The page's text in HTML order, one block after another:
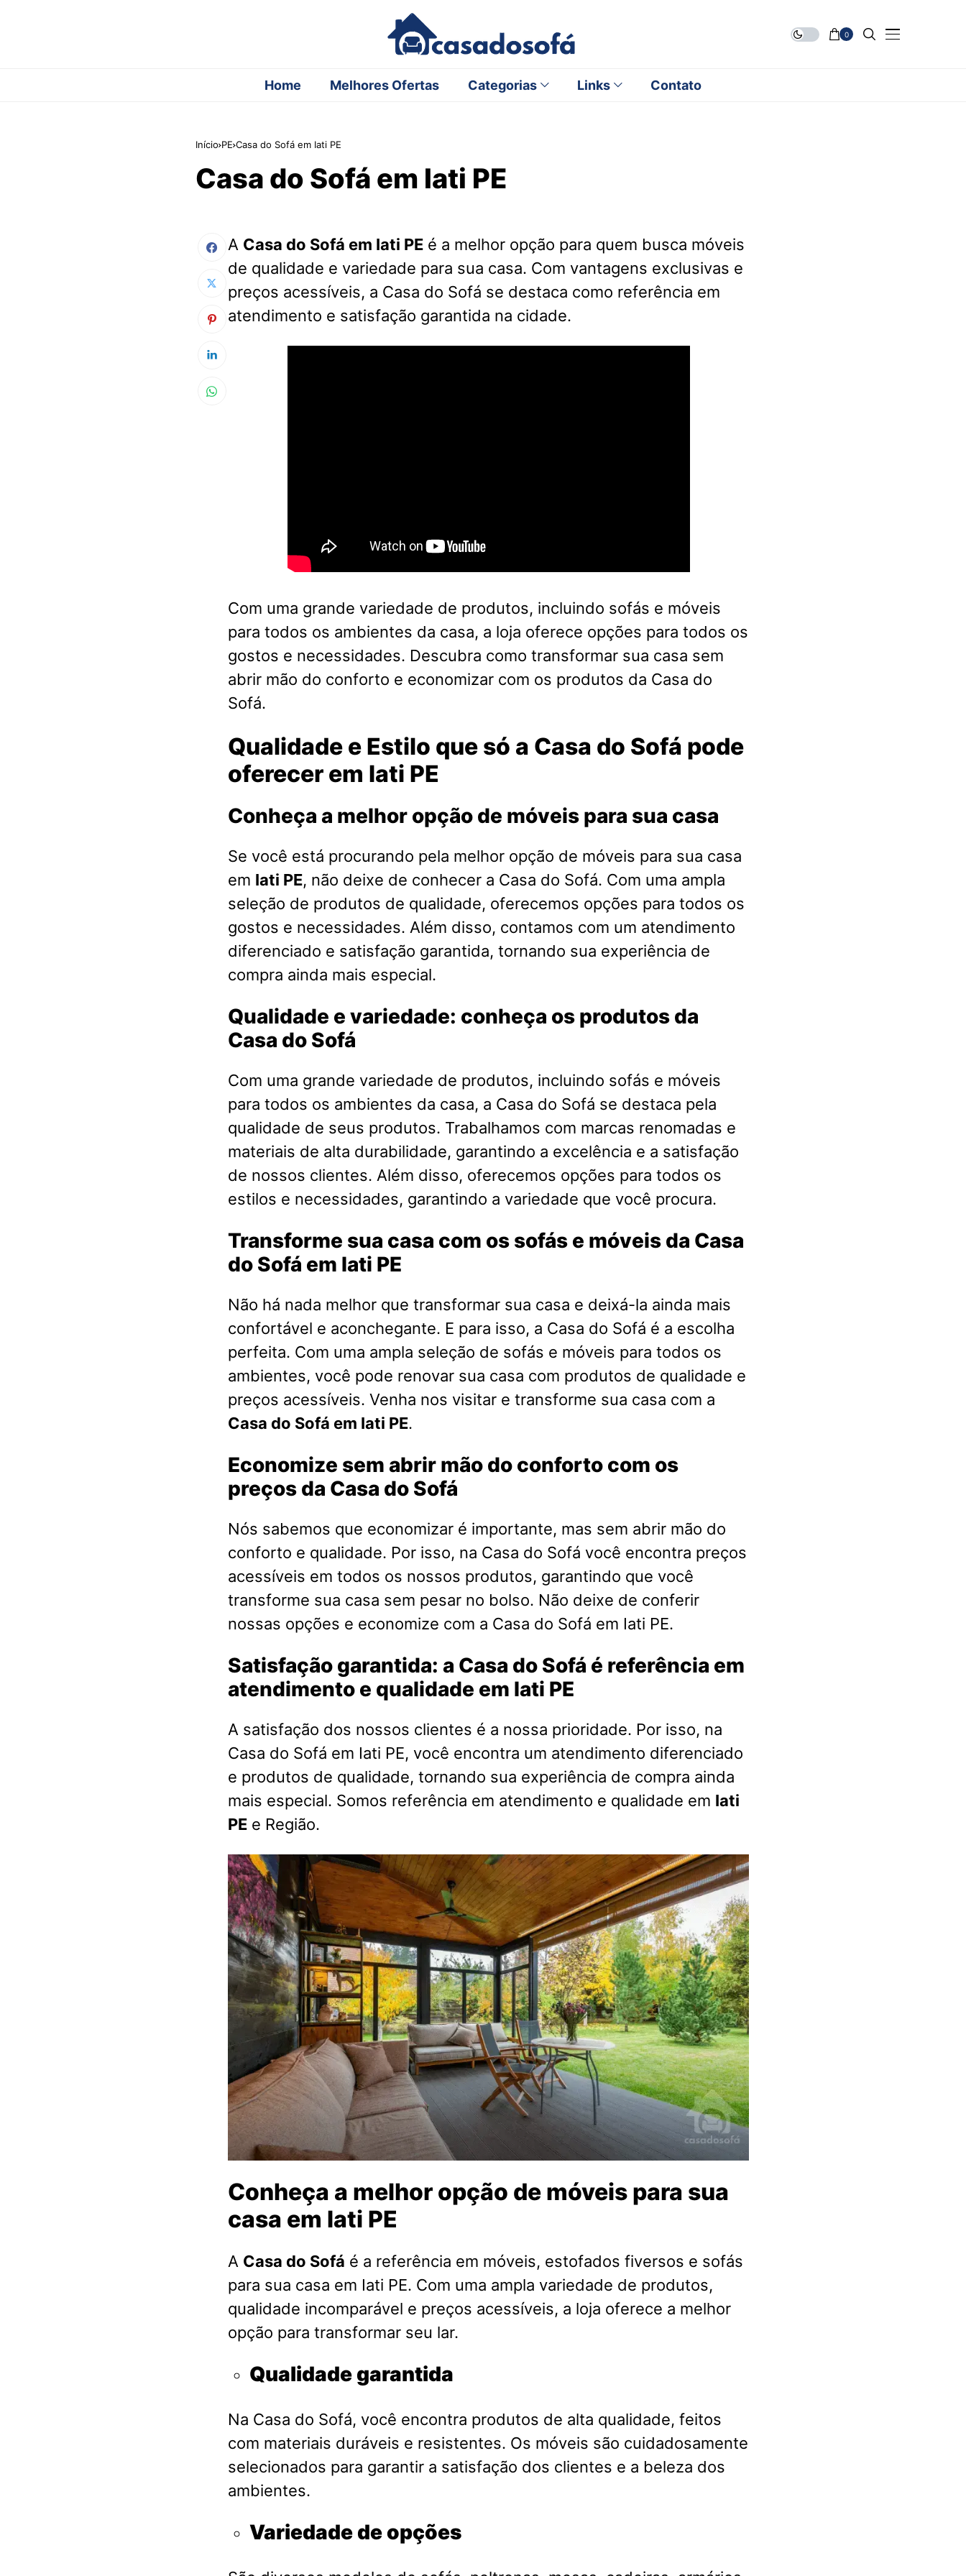
0
Home Melhores Ofertas Categorias Links Contato
Início PE Casa do Sofá em Iati PE
Casa do Sofá em Iati PE
A Casa do Sofá em Iati PE é a melhor opção para quem busca móveis
de qualidade e variedade para sua casa. Com vantagens exclusivas e
preços acessíveis, a Casa do Sofá se destaca como referência em
atendimento e satisfação garantida na cidade.
Com uma grande variedade de produtos, incluindo sofás e móveis
para todos os ambientes da casa, a loja oferece opções para todos os
gostos e necessidades. Descubra como transformar sua casa sem
abrir mão do conforto e economizar com os produtos da Casa do
Sofá.
Qualidade e Estilo que só a Casa do Sofá pode
oferecer em Iati PE
Conheça a melhor opção de móveis para sua casa
Se você está procurando pela melhor opção de móveis para sua casa
em Iati PE, não deixe de conhecer a Casa do Sofá. Com uma ampla
seleção de produtos de qualidade, oferecemos opções para todos os
gostos e necessidades. Além disso, contamos com um atendimento
diferenciado e satisfação garantida, tornando sua experiência de
compra ainda mais especial.
Qualidade e variedade: conheça os produtos da
Casa do Sofá
Com uma grande variedade de produtos, incluindo sofás e móveis
para todos os ambientes da casa, a Casa do Sofá se destaca pela
qualidade de seus produtos. Trabalhamos com marcas renomadas e
materiais de alta durabilidade, garantindo a excelência e a satisfação
de nossos clientes. Além disso, oferecemos opções para todos os
estilos e necessidades, garantindo a variedade que você procura.
Transforme sua casa com os sofás e móveis da Casa
do Sofá em Iati PE
Não há nada melhor que transformar sua casa e deixá-la ainda mais
confortável e aconchegante. E para isso, a Casa do Sofá é a escolha
perfeita. Com uma ampla seleção de sofás e móveis para todos os
ambientes, você pode renovar sua casa com produtos de qualidade e
preços acessíveis. Venha nos visitar e transforme sua casa com a
Casa do Sofá em Iati PE.
Economize sem abrir mão do conforto com os
preços da Casa do Sofá
Nós sabemos que economizar é importante, mas sem abrir mão do
conforto e qualidade. Por isso, na Casa do Sofá você encontra preços
acessíveis em todos os nossos produtos, garantindo que você
transforme sua casa sem pesar no bolso. Não deixe de conferir
nossas opções e economize com a Casa do Sofá em Iati PE.
Satisfação garantida: a Casa do Sofá é referência em
atendimento e qualidade em Iati PE
A satisfação dos nossos clientes é a nossa prioridade. Por isso, na
Casa do Sofá em Iati PE, você encontra um atendimento diferenciado
e produtos de qualidade, tornando sua experiência de compra ainda
mais especial. Somos referência em atendimento e qualidade em Iati
PE e Região.
Conheça a melhor opção de móveis para sua
casa em Iati PE
A Casa do Sofá é a referência em móveis, estofados fiversos e sofás
para sua casa em Iati PE. Com uma ampla variedade de produtos,
qualidade incomparável e preços acessíveis, a loja oferece a melhor
opção para transformar seu lar.
Qualidade garantida
Na Casa do Sofá, você encontra produtos de alta qualidade, feitos
com materiais duráveis e resistentes. Os móveis são cuidadosamente
selecionados para garantir a satisfação dos clientes e a beleza dos
ambientes.
Variedade de opções